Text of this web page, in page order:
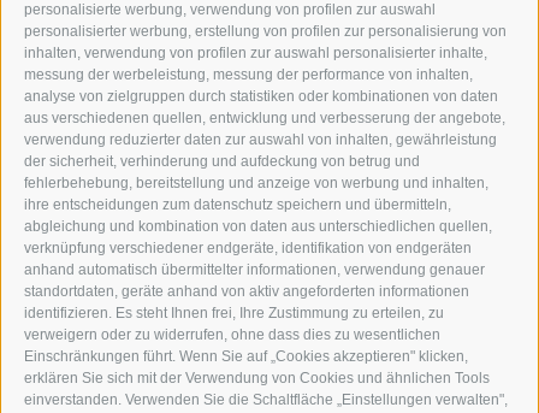
personalisierte werbung, verwendung von profilen zur auswahl
personalisierter werbung, erstellung von profilen zur personalisierung von
inhalten, verwendung von profilen zur auswahl personalisierter inhalte,
messung der werbeleistung, messung der performance von inhalten,
analyse von zielgruppen durch statistiken oder kombinationen von daten
aus verschiedenen quellen, entwicklung und verbesserung der angebote,
verwendung reduzierter daten zur auswahl von inhalten, gewährleistung
der sicherheit, verhinderung und aufdeckung von betrug und
fehlerbehebung, bereitstellung und anzeige von werbung und inhalten,
ihre entscheidungen zum datenschutz speichern und übermitteln,
abgleichung und kombination von daten aus unterschiedlichen quellen,
verknüpfung verschiedener endgeräte, identifikation von endgeräten
anhand automatisch übermittelter informationen, verwendung genauer
standortdaten, geräte anhand von aktiv angeforderten informationen
identifizieren. Es steht Ihnen frei, Ihre Zustimmung zu erteilen, zu
verweigern oder zu widerrufen, ohne dass dies zu wesentlichen
Einschränkungen führt. Wenn Sie auf „Cookies akzeptieren" klicken,
erklären Sie sich mit der Verwendung von Cookies und ähnlichen Tools
einverstanden. Verwenden Sie die Schaltfläche „Einstellungen verwalten",
GRAFIK@DERERKER.IT
INFO@DERERKER.IT
BARBARA.FONTANA@DERERKER.IT
DER ERKER
WERBEN IM ERKER
ONLINE-WERBUNG
SEPA-DAUERAUFTRAG
REGELN LESERKOMMENTARE
ONLINE VOTING
SERVICE
VERANSTALTUNGSKALENDER
KLEINANZEIGER